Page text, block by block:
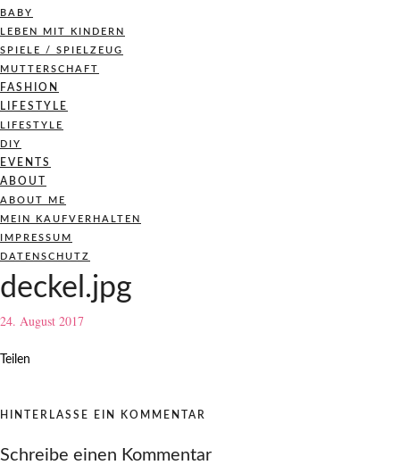
BABY
LEBEN MIT KINDERN
SPIELE / SPIELZEUG
MUTTERSCHAFT
FASHION
LIFESTYLE
LIFESTYLE
DIY
EVENTS
ABOUT
ABOUT ME
MEIN KAUFVERHALTEN
IMPRESSUM
DATENSCHUTZ
deckel.jpg
24. August 2017
Teilen
HINTERLASSE EIN KOMMENTAR
Schreibe einen Kommentar